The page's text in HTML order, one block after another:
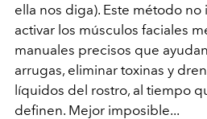
ella nos diga). Este método no
activar los músculos faciales
manuales precisos que
arrugas, eliminar toxinas y
líquidos del rostro, al tiempo
definen. Mejor imposible...